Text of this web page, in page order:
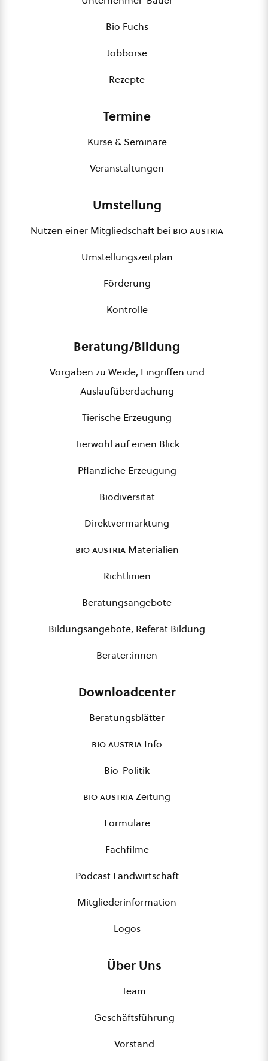
Bio Fuchs
Jobbörse
Rezepte
Termine
Kurse & Seminare
Veranstaltungen
Umstellung
Nutzen einer Mitgliedschaft bei bio austria
Umstellungszeitplan
Förderung
Kontrolle
Beratung/Bildung
Vorgaben zu Weide, Eingriffen und
Auslaufüberdachung
Tierische Erzeugung
Tierwohl auf einen Blick
Pflanzliche Erzeugung
Biodiversität
Direktvermarktung
bio austriaMaterialien
Richtlinien
Beratungsangebote
Bildungsangebote, Referat Bildung
Berater:innen
Downloadcenter
Beratungsblätter
bio austria Info
Bio-Politik
bio austriaZeitung
Formulare
Fachfilme
Podcast Landwirtschaft
Mitgliederinformation
Logos
Über Uns
Team
Geschäftsführung
Vorstand